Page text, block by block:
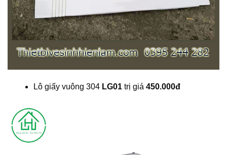
Lô giấy vuông 304 LG01trị giá 450.000đ